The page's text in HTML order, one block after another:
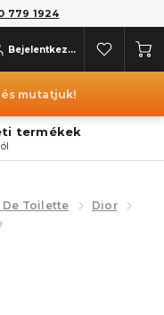
779 1924
Bejelentkezés
mutatjuk!
termékek
De Toilette
Dior